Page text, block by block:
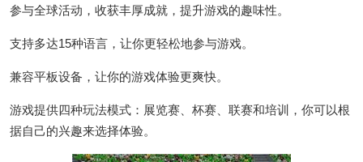
参与全球活动，收获丰厚成就，提升游戏的趣味性。
支持多达15种语言，让你更轻松地参与游戏。
兼容平板设备，让你的游戏体验更爽快。
游戏提供四种玩法模式：展览赛、杯赛、联赛和培训，你可以根
据自己的兴趣来选择体验。